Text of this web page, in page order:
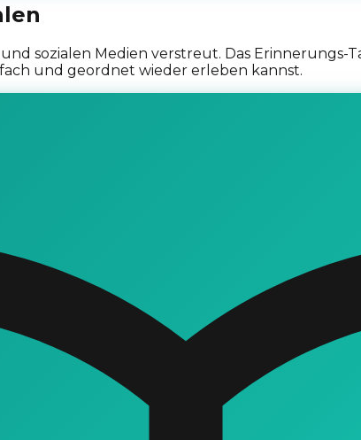
sozialen Medien verstreut. Das
und geordnet wieder erleben kannst.